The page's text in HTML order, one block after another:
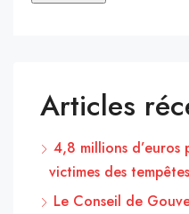
Articles
4,8 millions
victimes des
Le Conseil de